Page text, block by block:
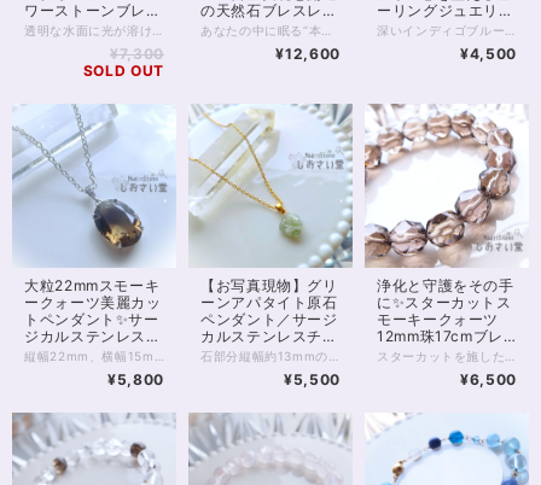
ワーストーンブレス
レット
¥7,300
SOLD OUT
の天然石ブレスレッ
ト✨16cm
¥12,600
ーリングジュエリ
ー・直感を高める／
スチェーン40cm・
¥4,500
大粒22mmスモーキ
ークォーツ美麗カッ
トペンダント✨サー
ジカルステンレスチ
ェーン50cm・マグ
¥5,800
【お写真現物】グリ
ーンアパタイト原石
ペンダント／サージ
カルステンレスチェ
ーン使用
¥5,500
浄化と守護をその手
に✨スターカットス
モーキークォーツ
12mm珠17cmブレ
スレット
¥6,500